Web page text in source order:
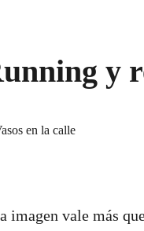
y
imagen vale más